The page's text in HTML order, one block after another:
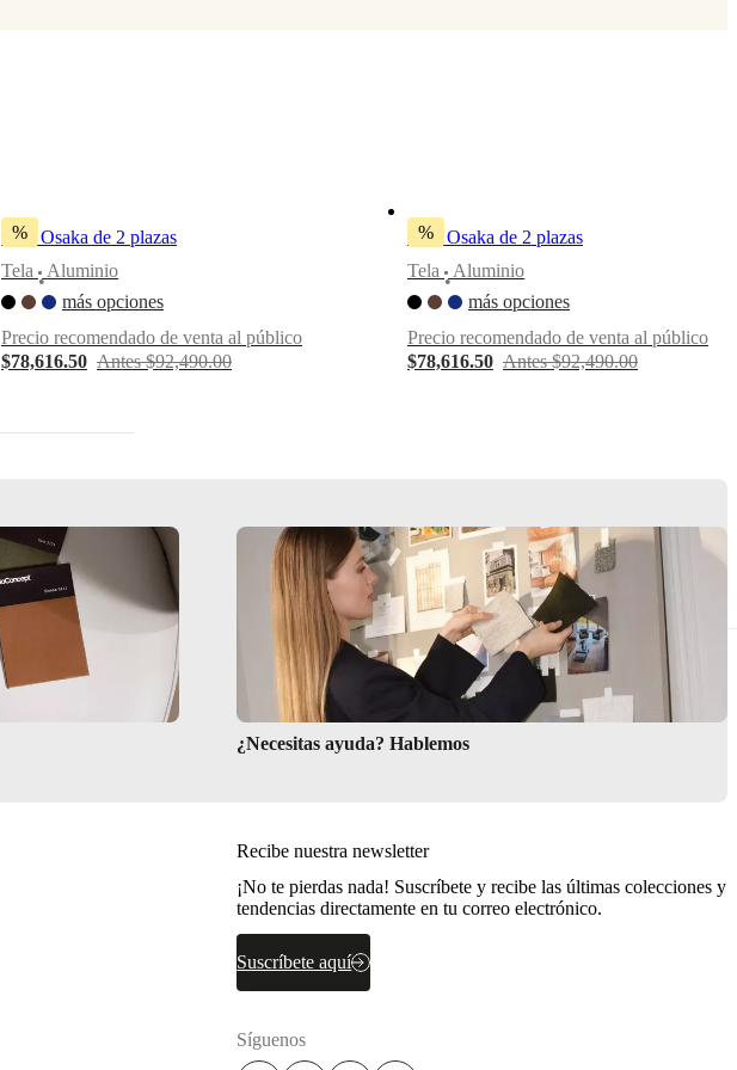
%
Sofá Osaka de 2 plazas
Tela
•
Aluminio
más opciones
Precio recomendado de venta al público
$78,616.50 Antes $92,490.00
%
Sofá Osaka de 2 plazas
Tela
•
Aluminio
más opciones
Precio recomendado de venta al público
$78,616.50 Antes $92,490.00
¿Necesitas ayuda? Hablemos
Recibe nuestra newsletter
¡No te pierdas nada! Suscríbete y recibe las últimas colecciones y
tendencias directamente en tu correo electrónico.
Suscríbete aquí
Síguenos